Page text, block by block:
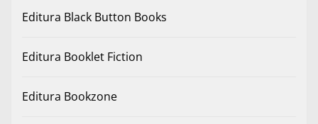
Editura Black Button Books
Editura Booklet Fiction
Editura Bookzone